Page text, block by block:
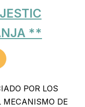
**
POR LOS
MECANISMO DE